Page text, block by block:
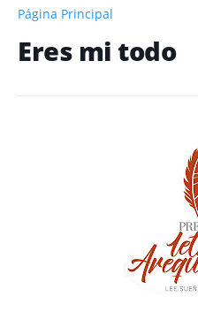
Página Principal
Eres mi todo